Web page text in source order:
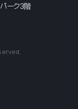
ーク3階